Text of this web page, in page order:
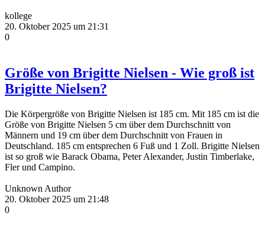
kollege
20. Oktober 2025 um 21:31
0
Größe von Brigitte Nielsen - Wie groß ist
Brigitte Nielsen?
Die Körpergröße von Brigitte Nielsen ist 185 cm. Mit 185 cm ist die
Größe von Brigitte Nielsen 5 cm über dem Durchschnitt von
Männern und 19 cm über dem Durchschnitt von Frauen in
Deutschland. 185 cm entsprechen 6 Fuß und 1 Zoll. Brigitte Nielsen
ist so groß wie Barack Obama, Peter Alexander, Justin Timberlake,
Fler und Campino.
Unknown Author
20. Oktober 2025 um 21:48
0